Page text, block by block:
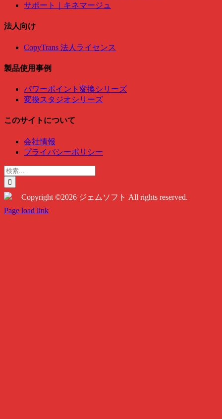
サポート｜キネマージュ
法人向け
CopyTrans 法人ライセンス
製品使用事例
パワーポイント変換シリーズ
変換スタジオシリーズ
このサイトについて
会社情報
プライバシーポリシー
検
索
…
Copyright ©2026 ジェムソフト All rights reserved.
Twitter
Instagram
Facebook
Page load link